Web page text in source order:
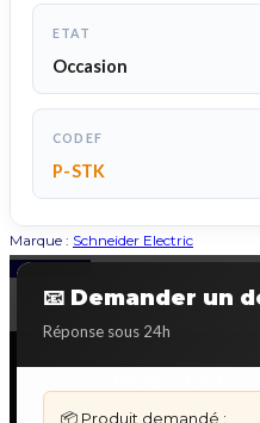
ETAT
Occasion
CODEF
P-STK
Marque : Schneider Electric
📧 Demander un
Réponse sous 24h
📦 Produit demandé :
Back to Top